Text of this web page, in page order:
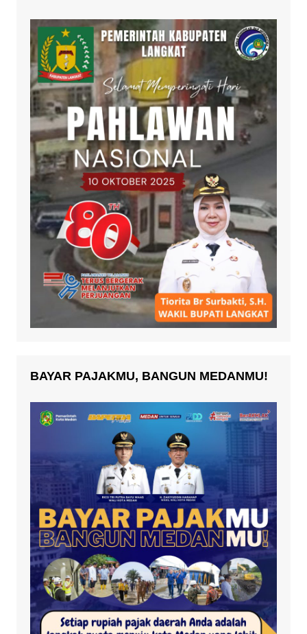
BAYAR PAJAKMU, BANGUN MEDANMU!